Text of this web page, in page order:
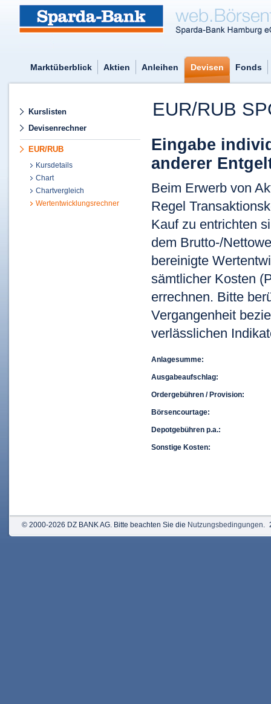
Marktüberblick Aktien Anleihen Devisen Fonds
Kurslisten
Devisenrechner
EUR/RUB
Kursdetails
Chart
Chartvergleich
Wertentwicklungsrechner
EUR/RUB
Eingabe
anderer
Beim Erwerb von
Regel
Kauf zu entrichten
dem Brutto-/
bereinigte
sämtlicher Kosten
errechnen. Bitte
Vergangenheit
verlässlichen
Anlagesumme:
Ausgabeaufschlag:
Ordergebühren / Provision:
Börsencourtage:
Depotgebühren p.a.:
Sonstige Kosten:
© 2000-2026 DZ BANK AG. Bitte beachten Sie die Nutzungsbedingungen.